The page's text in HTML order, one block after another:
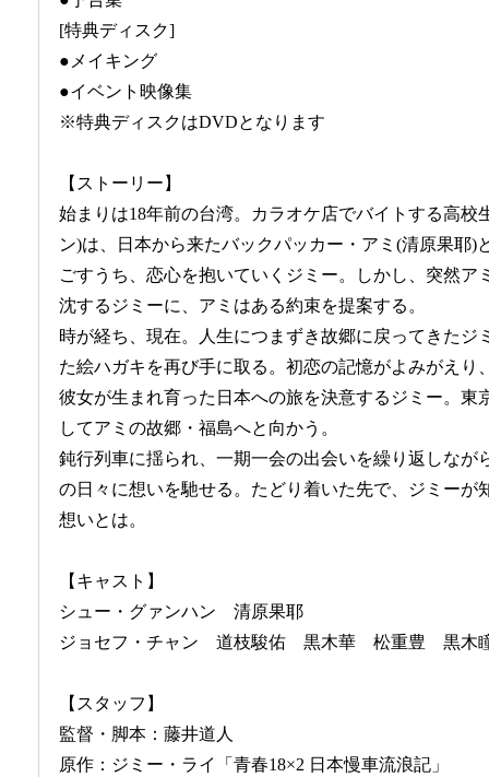
[特典ディスク]
●メイキング
●イベント映像集
※特典ディスクはDVDとなります
【ストーリー】
始まりは18年前の台湾。カラオケ店でバイトする高校
ン)は、日本から来たバックパッカー・アミ(清原果耶)
ごすうち、恋心を抱いていくジミー。しかし、突然ア
沈するジミーに、アミはある約束を提案する。
時が経ち、現在。人生につまずき故郷に戻ってきたジ
た絵ハガキを再び手に取る。初恋の記憶がよみがえり
彼女が生まれ育った日本への旅を決意するジミー。東
してアミの故郷・福島へと向かう。
鈍行列車に揺られ、一期一会の出会いを繰り返しなが
の日々に想いを馳せる。たどり着いた先で、ジミーが
想いとは。
【キャスト】
シュー・グァンハン 清原果耶
ジョセフ・チャン 道枝駿佑 黒木華 松重豊 黒木
【スタッフ】
監督・脚本：藤井道人
原作：ジミー・ライ「青春18×2 日本慢車流浪記」